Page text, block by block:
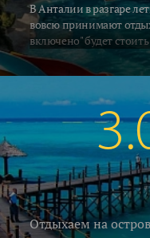
В Анталии в разгаре
вовсю принимают
включено" будет
за неделю, включая
воздух в это время
южных регионах
градус прохладнее...
Отдыхаем на